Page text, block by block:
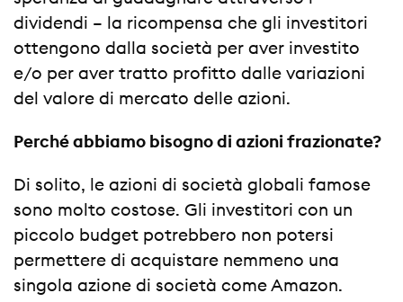
dividendi – la ricompensa che gli investitori
ottengono dalla società per aver investito
e/o per aver tratto profitto dalle variazioni
del valore di mercato delle azioni.
Perché abbiamo bisogno di azioni frazionate?
Di solito, le azioni di società globali famose
sono molto costose. Gli investitori con un
piccolo budget potrebbero non potersi
permettere di acquistare nemmeno una
singola azione di società come Amazon.